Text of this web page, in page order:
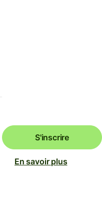
S'inscrire
En savoir plus